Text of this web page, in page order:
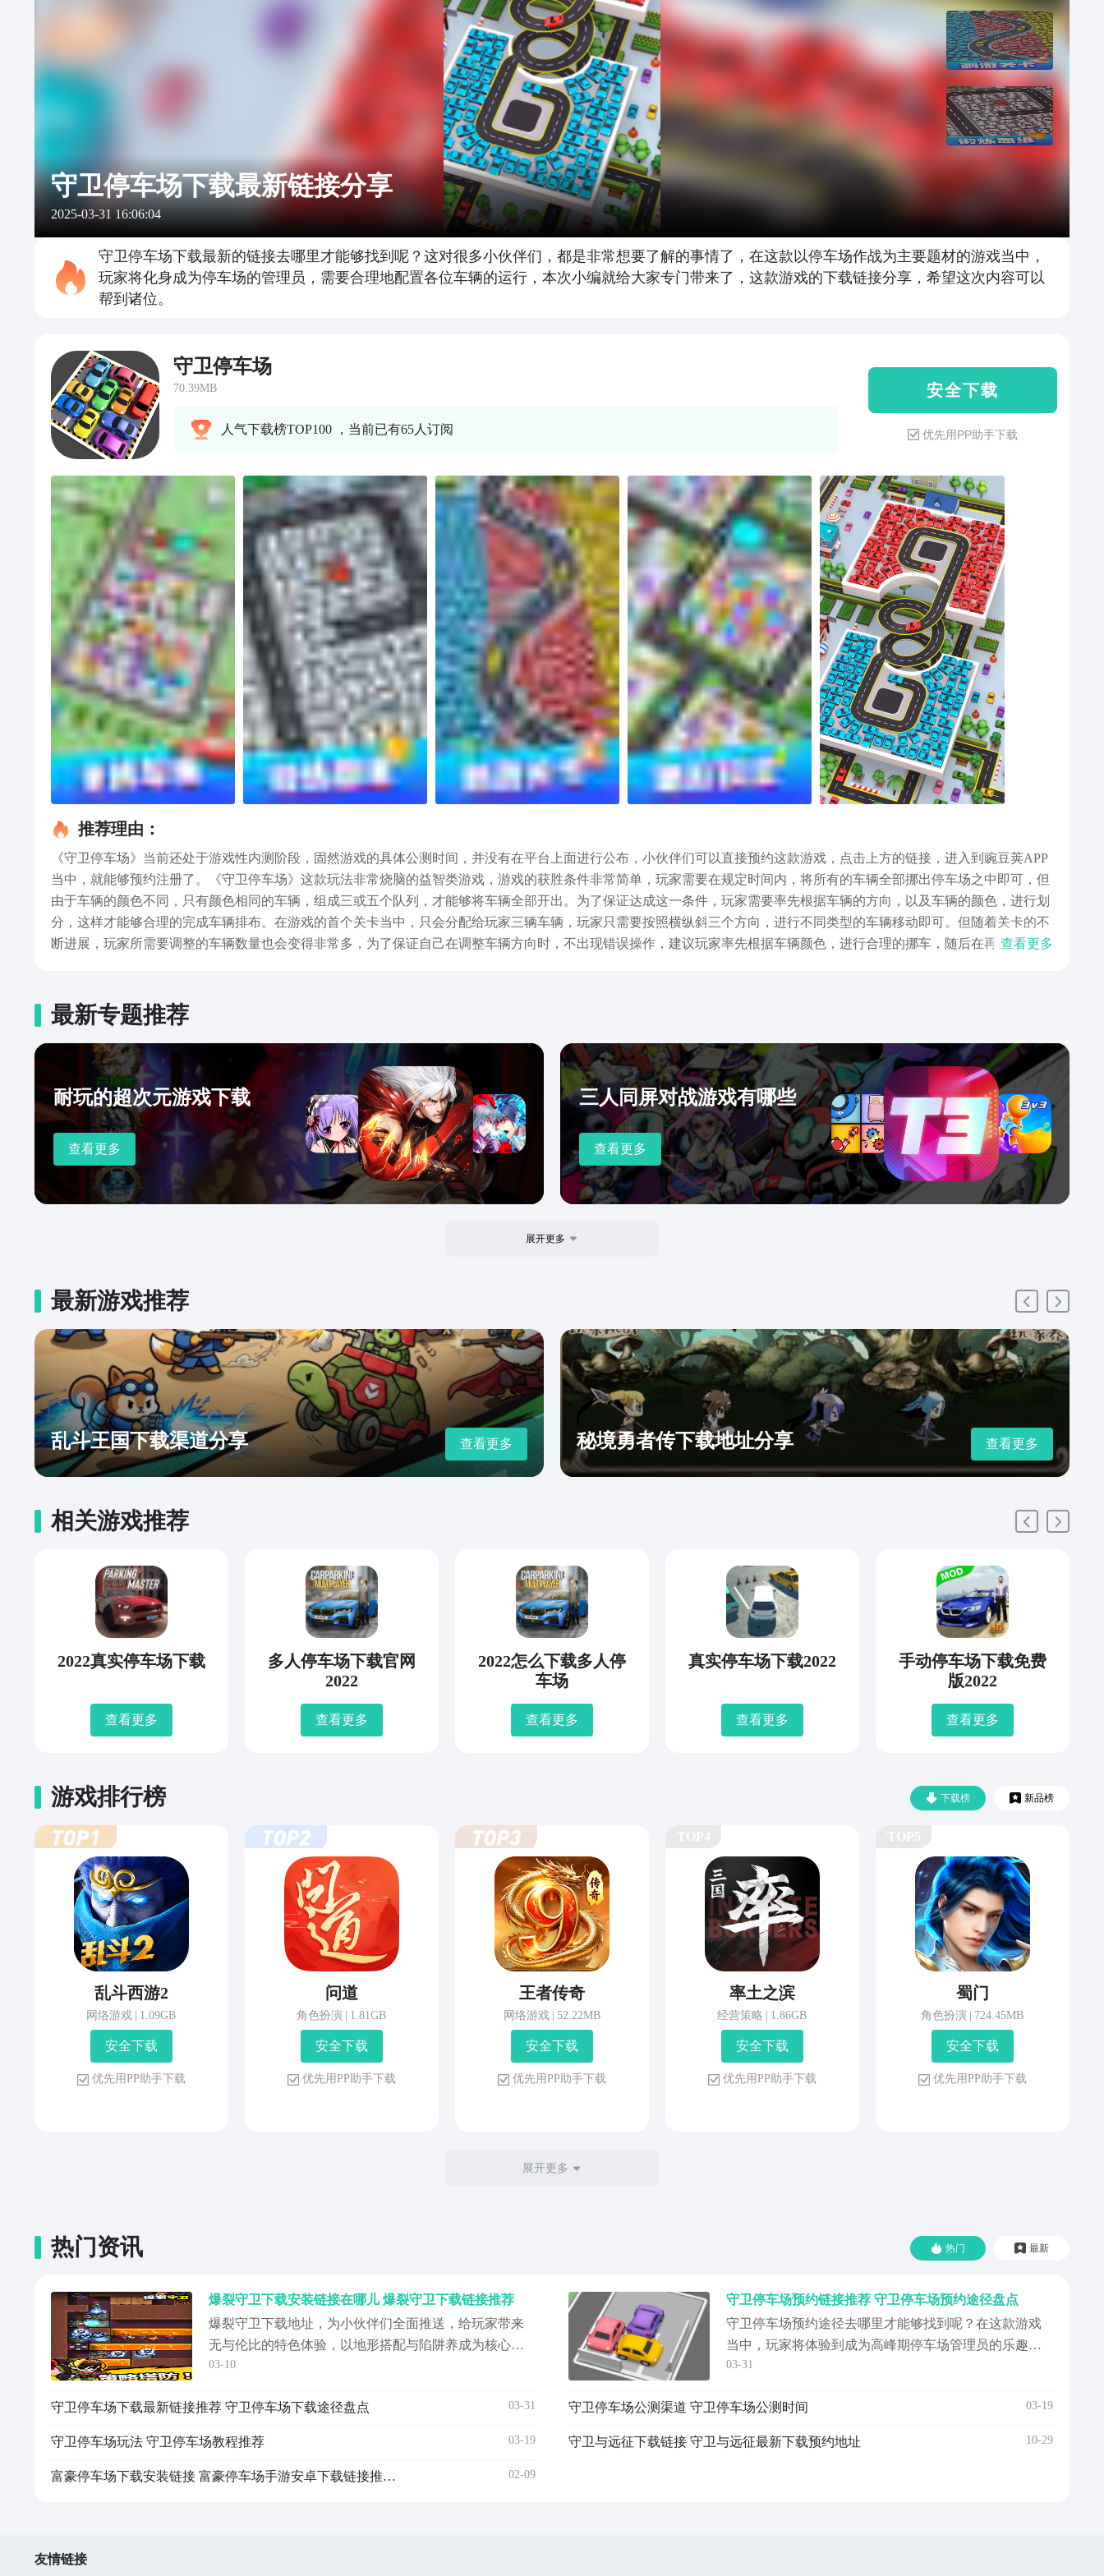
守卫停车场下载最新链接分享
2025-03-31 16:06:04
守卫停车场下载最新的链接去哪里才能够找到呢？这对很多小伙伴们，都是非常想要了解的事情了，在这款以停车场作战为主要题材的游戏当中，
玩家将化身成为停车场的管理员，需要合理地配置各位车辆的运行，本次小编就给大家专门带来了，这款游戏的下载链接分享，希望这次内容可以
帮到诸位。
守卫停车场
70.39MB
人气下载榜TOP100 ，当前已有65人订阅
安 全 下 载
优先用PP助手下载
推荐理由：
《守卫停车场》当前还处于游戏性内测阶段，固然游戏的具体公测时间，并没有在平台上面进行公布，小伙伴们可以直接预约这款游戏，点击上方的链接，进入到豌豆荚APP
当中，就能够预约注册了。《守卫停车场》这款玩法非常烧脑的益智类游戏，游戏的获胜条件非常简单，玩家需要在规定时间内，将所有的车辆全部挪出停车场之中即可，但
由于车辆的颜色不同，只有颜色相同的车辆，组成三或五个队列，才能够将车辆全部开出。为了保证达成这一条件，玩家需要率先根据车辆的方向，以及车辆的颜色，进行划
分，这样才能够合理的完成车辆排布。在游戏的首个关卡当中，只会分配给玩家三辆车辆，玩家只需要按照横纵斜三个方向，进行不同类型的车辆移动即可。但随着关卡的不
断进展，玩家所需要调整的车辆数量也会变得非常多，为了保证自己在调整车辆方向时，不出现错误操作，建议玩家率先根据车辆颜色，进行合理的挪车，随后在再调整车辆
的位置，希望看完这次内容的小伙伴们，可以进到游戏内体验一下哦~
查看更多
最新专题推荐
耐玩的超次元游戏下载
查看更多
三人同屏对战游戏有哪些
查看更多
展开更多
最新游戏推荐
乱斗王国下载渠道分享 查看更多 秘境勇者传下载地址分享 查看更多
相关游戏推荐
2022真实停车场下载
查看更多
多人停车场下载官网
2022
查看更多
2022怎么下载多人停
车场
查看更多
真实停车场下载2022
查看更多
手动停车场下载免费
版2022
查看更多
下载榜 新品榜
游戏排行榜
乱斗西游2
网络游戏 1.09GB
安 全 下 载
优 先 用 P P 助 手 下 载
问道
角色扮演 1.81GB
安 全 下 载
优 先 用 P P 助 手 下 载
王者传奇
网络游戏 52.22MB
安 全 下 载
优 先 用 P P 助 手 下 载
率土之滨
经营策略 1.86GB
安 全 下 载
优 先 用 P P 助 手 下 载
蜀门
角色扮演 724.45MB
安 全 下 载
优 先 用 P P 助 手 下 载
展开更多
热门 最新
热门资讯
爆裂守卫下载安装链接在哪儿 爆裂守卫下载链接推荐
爆裂守卫下载地址，为小伙伴们全面推送，给玩家带来
无与伦比的特色体验，以地形搭配与陷阱养成为核心的
策略塔防游戏，玩家将在这里保护人类最后的净土。面
有相当出色的卡通风格，将带你享受塔防策略所带来的
的爆裂守卫组...
03-10
守卫停车场下载最新链接推荐 守卫停车场下载途径盘点 03-31
守卫停车场玩法 守卫停车场教程推荐 03-19
富豪停车场下载安装链接 富豪停车场手游安卓下载链接推荐2023 02-09
守卫停车场预约链接推荐 守卫停车场预约途径盘点
守卫停车场预约途径去哪里才能够找到呢？在这款游戏
当中，玩家将体验到成为高峰期停车场管理员的乐趣，
由于高峰期时，大量的车辆涌入停车场之中，玩家需要
次小编再给大家专门介绍一下，这款游戏的预约途径，
预约地址》》...
03-31
守卫停车场公测渠道 守卫停车场公测时间 03-19
守卫与远征下载链接 守卫与远征最新下载预约地址 10-29
友情链接